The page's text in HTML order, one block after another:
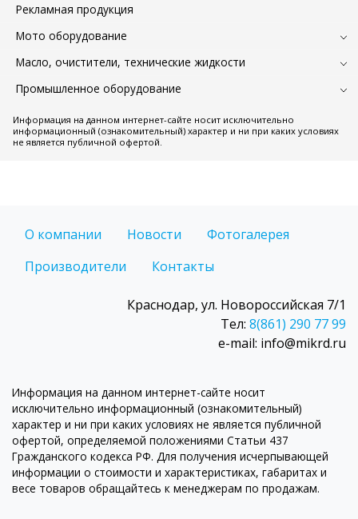
Рекламная продукция
Мото оборудование
Масло, очистители, технические жидкости
Промышленное оборудование
Информация на данном интернет-сайте носит исключительно
информационный (ознакомительный) характер и ни при каких условиях
не является публичной офертой.
О компании Новости
Фотогалерея
Производители
Контакты
Краснодар, ул. Новороссийская 7/1
Тел: 8(861) 290 77 99
e-mail: info@mikrd.ru
Информация на данном интернет-сайте носит
исключительно информационный (ознакомительный)
характер и ни при каких условиях не является публичной
офертой, определяемой положениями Статьи 437
Гражданского кодекса РФ. Для получения исчерпывающей
информации о стоимости и характеристиках, габаритах и
весе товаров обращайтесь к менеджерам по продажам.